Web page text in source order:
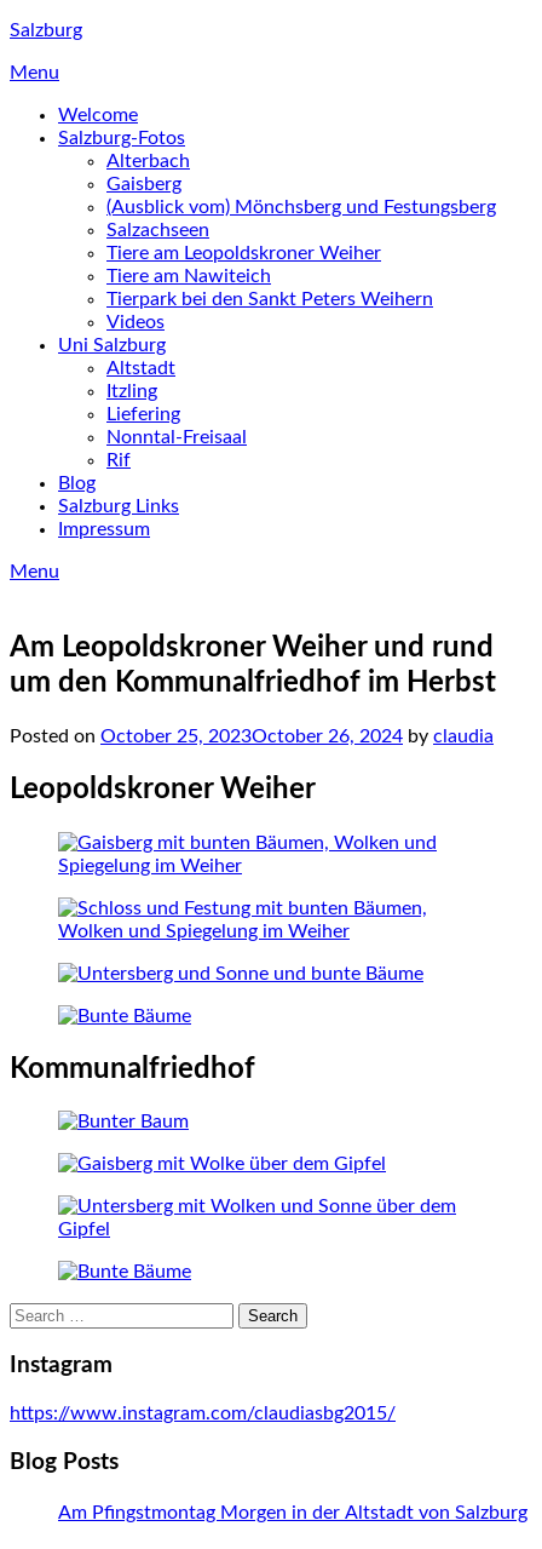
Skip
content
Salzburg
Menu
Welcome
Salzburg-Fotos
Alterbach
Gaisberg
(Ausblick vom) Mönchsberg und Festungsberg
Salzachseen
Tiere am Leopoldskroner Weiher
Tiere am Nawiteich
Tierpark bei den Sankt Peters Weihern
Videos
Uni Salzburg
Altstadt
Itzling
Liefering
Nonntal-Freisaal
Rif
Blog
Salzburg Links
Impressum
Menu
Am Leopoldskroner Weiher und rund
um den Kommunalfriedhof im Herbst
Posted on October 25, 2023October 26, 2024 by claudia
Leopoldskroner Weiher
Kommunalfriedhof
Search
Instagram
https://www.instagram.com/claudiasbg2015/
Blog Posts
Am Pfingstmontag Morgen in der Altstadt von Salzburg